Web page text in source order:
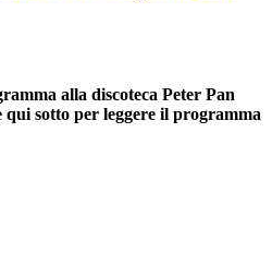
alla discoteca Peter Pan
qui sotto per leggere il programma